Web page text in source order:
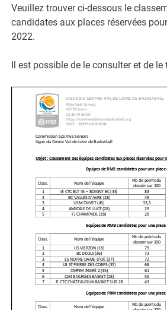
Veuillez trouver ci-dessous le
candidates aux places réservées
2022.
Il est possible de le consulter et de le